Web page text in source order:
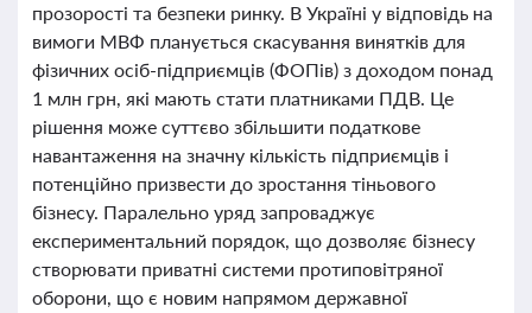
прозорості та безпеки ринку. В Україні у відповідь на
вимоги МВФ планується скасування винятків для
фізичних осіб-підприємців (ФОПів) з доходом понад
1 млн грн, які мають стати платниками ПДВ. Це
рішення може суттєво збільшити податкове
навантаження на значну кількість підприємців і
потенційно призвести до зростання тіньового
бізнесу. Паралельно уряд запроваджує
експериментальний порядок, що дозволяє бізнесу
створювати приватні системи протиповітряної
оборони, що є новим напрямом державної